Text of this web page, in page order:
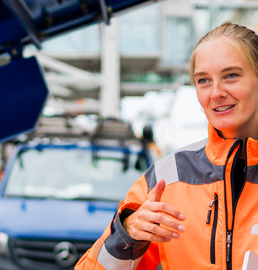
Center der HPA
aller Verkehrsmeldungen im Hafen am